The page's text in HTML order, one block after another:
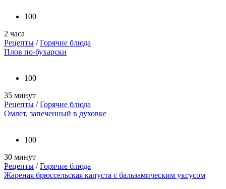
100
2 часа
Рецепты /Горячие блюда
Плов по-бухарски
100
35 минут
Рецепты /Горячие блюда
Омлет, запеченный в духовке
100
30 минут
Рецепты /Горячие блюда
Жареная брюссельская капуста с бальзамическим уксусом